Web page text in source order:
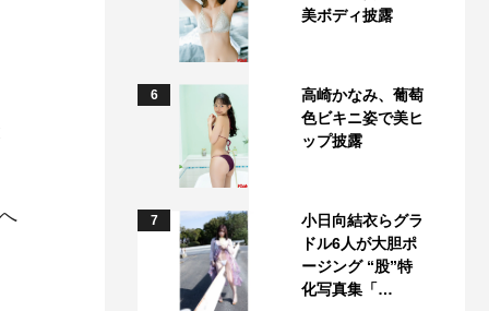
美ボディ披露
6
高崎かなみ、葡萄
色ビキニ姿で美ヒ
ップ披露
7
小日向結衣らグラ
ドル6人が大胆ポ
ージング “股”特
化写真集「…